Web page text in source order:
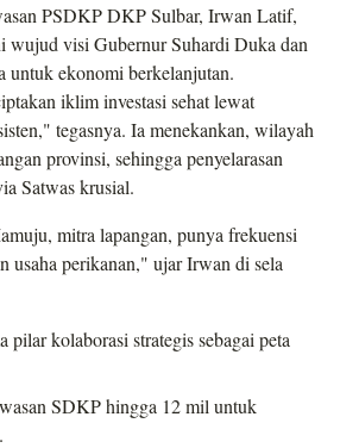
PSDKP DKP Sulbar, Irwan Latif,
wujud visi Gubernur Suhardi Duka dan
untuk ekonomi berkelanjutan.
iklim investasi sehat lewat
tegasnya. Ia menekankan, wilayah
provinsi, sehingga penyelarasan
Satwas krusial.
mitra lapangan, punya frekuensi
usaha perikanan," ujar Irwan di sela
pilar kolaborasi strategis sebagai peta
SDKP hingga 12 mil untuk